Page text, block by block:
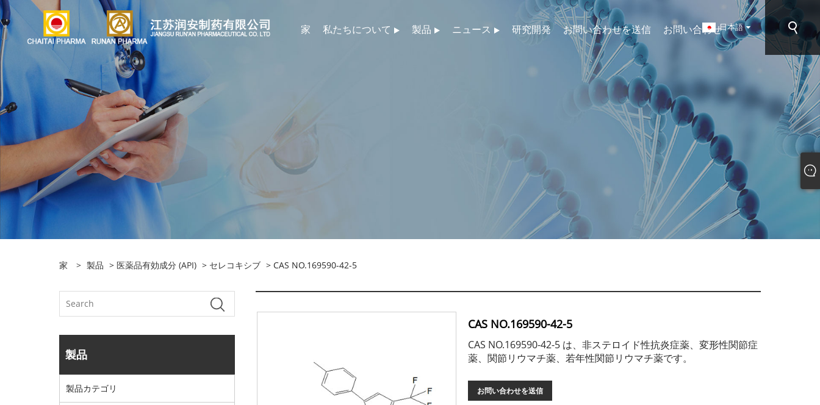
家 私たちについて 製品 ニュース 研究開発 お問い合わせを送信 お問い合わせ日本語
家 > 製品 > 医薬品有効成分 (API) > セレコキシブ > CAS NO.169590-42-5
製品
製品カテゴリ
CAS NO.169590-42-5
CAS NO.169590-42-5 は、非ステロイド性抗炎症薬、変形性関節症
薬、関節リウマチ薬、若年性関節リウマチ薬です。
お問い合わせを送信